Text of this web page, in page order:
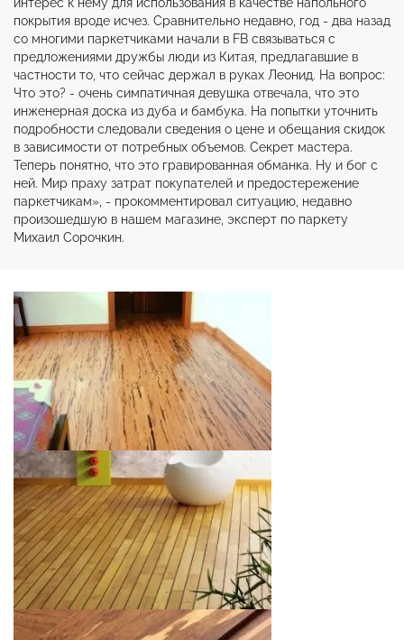
покрытия вроде исчез. Сравнительно недавно, год - два назад
со многими паркетчиками начали в FB связываться с
предложениями дружбы люди из Китая, предлагавшие в
частности то, что сейчас держал в руках Леонид. На вопрос:
Что это? - очень симпатичная девушка отвечала, что это
инженерная доска из дуба и бамбука. На попытки уточнить
подробности следовали сведения о цене и обещания скидок
в зависимости от потребных объемов. Секрет мастера.
Теперь понятно, что это гравированная обманка. Ну и бог с
ней. Мир праху затрат покупателей и предостережение
паркетчикам», - прокомментировал ситуацию, недавно
произошедшую в нашем магазине, эксперт по паркету
Михаил Сорочкин.